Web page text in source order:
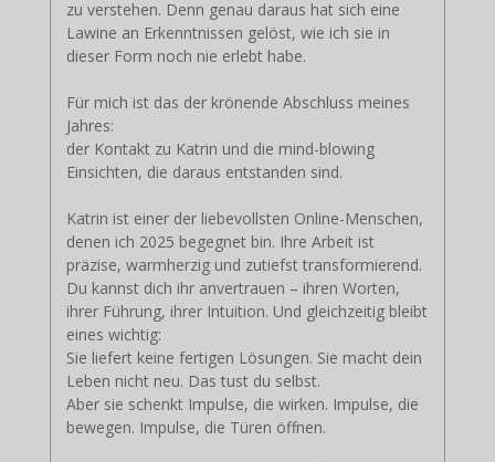
zu verstehen. Denn genau daraus hat sich eine
Lawine an Erkenntnissen gelöst, wie ich sie in
dieser Form noch nie erlebt habe.
Für mich ist das der krönende Abschluss meines
Jahres:
der Kontakt zu Katrin und die mind-blowing
Einsichten, die daraus entstanden sind.
Katrin ist einer der liebevollsten Online-Menschen,
denen ich 2025 begegnet bin. Ihre Arbeit ist
präzise, warmherzig und zutiefst transformierend.
Du kannst dich ihr anvertrauen – ihren Worten,
ihrer Führung, ihrer Intuition. Und gleichzeitig bleibt
eines wichtig:
Sie liefert keine fertigen Lösungen. Sie macht dein
Leben nicht neu. Das tust du selbst.
Aber sie schenkt Impulse, die wirken. Impulse, die
bewegen. Impulse, die Türen öffnen.